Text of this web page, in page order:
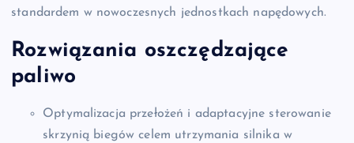
standardem w nowoczesnych jednostkach napędowych.
Rozwiązania oszczędzające
paliwo
Optymalizacja przełożeń i adaptacyjne sterowanie
skrzynią biegów celem utrzymania silnika w